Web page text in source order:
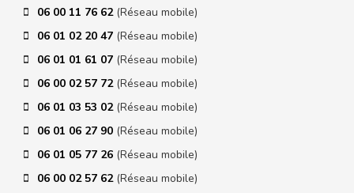
06 00 11 76 62 (Réseau mobile)
06 01 02 20 47 (Réseau mobile)
06 01 01 61 07 (Réseau mobile)
06 00 02 57 72 (Réseau mobile)
06 01 03 53 02 (Réseau mobile)
06 01 06 27 90 (Réseau mobile)
06 01 05 77 26 (Réseau mobile)
06 00 02 57 62 (Réseau mobile)